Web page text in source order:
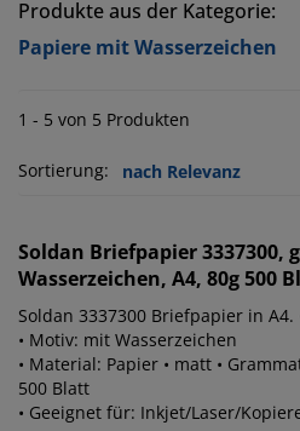
Produkte aus der Kategorie:
Papiere mit Wasserzeichen
1 - 5 von 5 Produkten
Sortierung:
Soldan Briefpapier 3337300,
Wasserzeichen, A4, 80g 500
Soldan 3337300 Briefpapier in
• Motiv: mit Wasserzeichen
• Material: Papier • matt •
500 Blatt
• Geeignet für: Inkjet/Laser/